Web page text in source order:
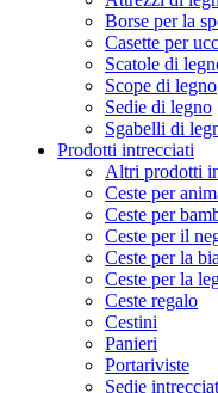
Borse per la
Casette per
Scatole di
Scope di legno
Sedie di legno
Sgabelli di
Prodotti intrecciati
Altri prodotti
Ceste per
Ceste per
Ceste per il
Ceste per la
Ceste per la
Ceste regalo
Cestini
Panieri
Portariviste
Sedie